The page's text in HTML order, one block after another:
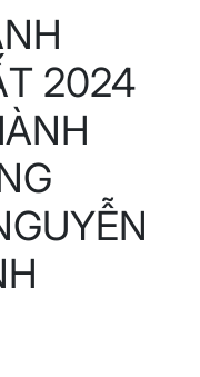
2024